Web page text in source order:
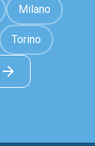
Milano
Torino